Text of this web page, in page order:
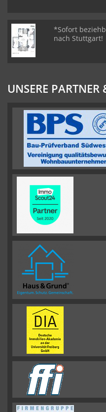
*Sofort
nach Stuttgart!
UNSERE